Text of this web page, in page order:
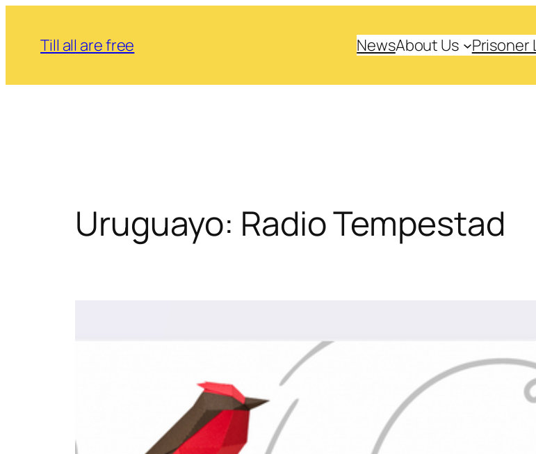
contenido
Till all are free NewsAbout Us Prisoner
Uruguayo: Radio Tempestad